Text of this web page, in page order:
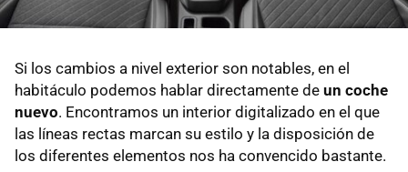
Si los cambios a nivel exterior son notables, en el
habitáculo podemos hablar directamente de un coche
nuevo. Encontramos un interior digitalizado en el que
las líneas rectas marcan su estilo y la disposición de
los diferentes elementos nos ha convencido bastante.